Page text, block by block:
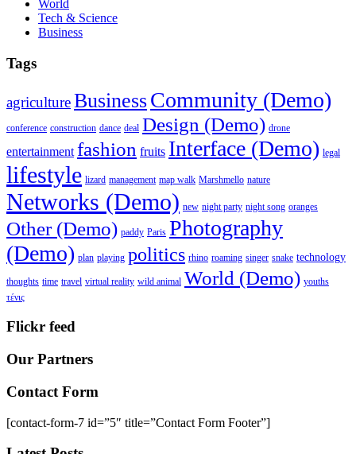
World
Tech & Science
Business
Tags
agricultureBusinessCommunity (Demo)
conference construction dance deal Design (Demo) drone
entertainment fashion fruits Interface (Demo) legal
lifestyle lizard management map walk Marshmello nature
Networks (Demo) new night party night song oranges
Other (Demo) paddy Paris Photography
(Demo) plan playing politics rhino roaming singer snake technology
thoughts time travel virtual reality wild animal World (Demo) youths
τένις
Flickr feed
Our Partners
Contact Form
[contact-form-7 id=”5″ title=”Contact Form Footer”]